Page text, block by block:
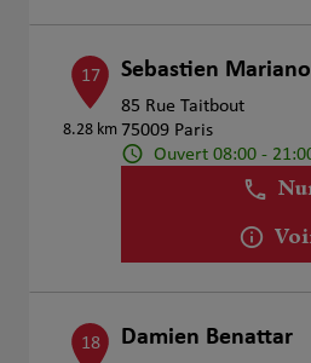
17
8.28 km
Sebastien Mariano
85 Rue Taitbout
75009 Paris
Ouvert 08:00 -
18 Damien Benattar